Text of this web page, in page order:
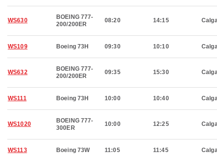
WS630
BOEING 777-
200/200ER
08:20 14:15
WS109 Boeing 73H 09:30 10:10
WS632
BOEING 777-
200/200ER
09:35 15:30
WS111 Boeing 73H 10:00 10:40
WS1020
BOEING 777-
300ER
10:00 12:25
WS113 Boeing 73W 11:05 11:45